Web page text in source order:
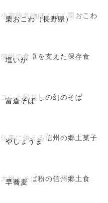
栗おこわ（長野県）
小布施名物ほくほく栗おこわ
塩いか
信州の食卓を支えた保存食
富倉そば
コシと喉越しの幻のそば
やしょうま
仏事に供える信州の郷土菓子
早蕎麦
大根とそば粉の信州郷土食